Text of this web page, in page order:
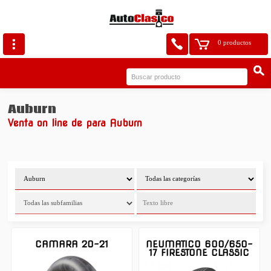
0 productos
Auburn
Venta on line de para Auburn
CAMARA 20-21 NEUMATICO 600/650-
17 FIRESTONE CLASSIC